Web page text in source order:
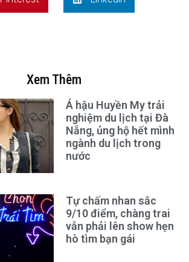
Xem Thêm
Á hậu Huyền My trải
nghiệm du lịch tại Đà
Nẵng, ủng hộ hết mình
ngành du lịch trong
nước
Tự chấm nhan sắc
9/10 điểm, chàng trai
vẫn phải lên show hẹn
hò tìm bạn gái